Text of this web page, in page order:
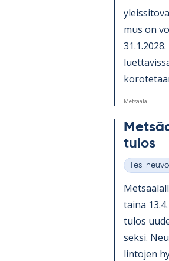
mus on
Metsäala
tu­los
Kategoriat
Tes-
taina
tu­los
seksi.
lin­to­jen